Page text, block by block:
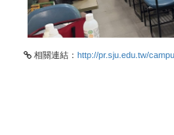
相關連結： http://pr.sju.edu.tw/